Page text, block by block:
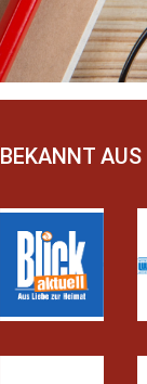
BEKANNT AUS